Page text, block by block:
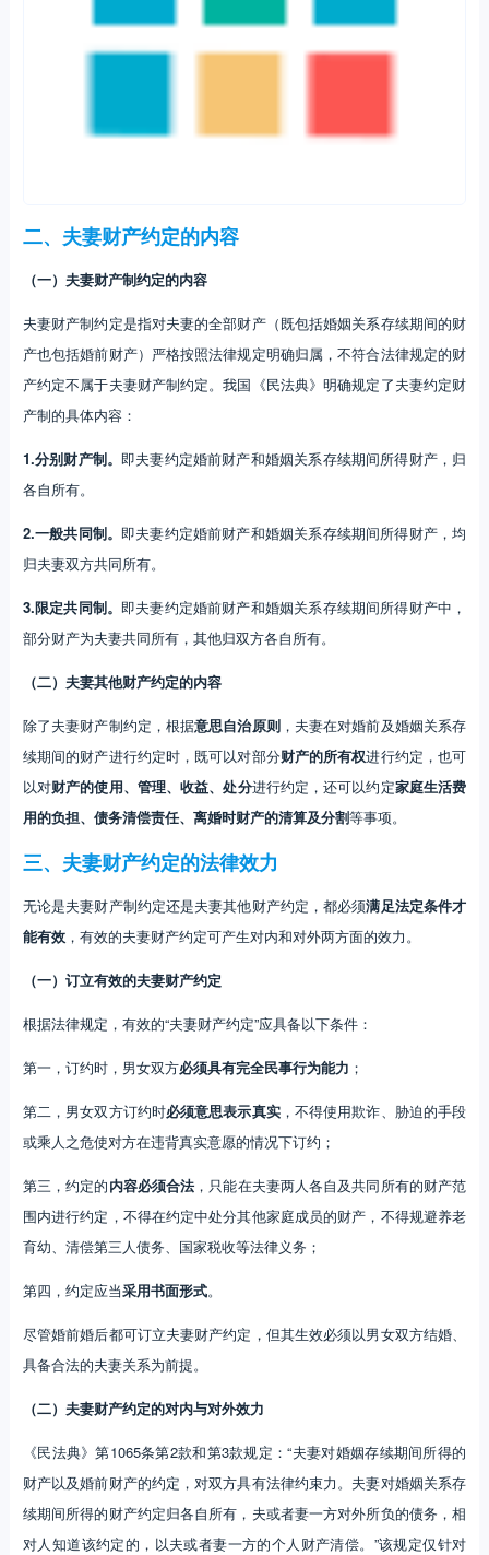
（一）夫妻财产制约定的内容
产约定不属于夫妻财产制约定。我国《民法典》明确规定了夫妻约定财
2.一般共同制。即夫妻约定婚前财产和婚姻关系存续期间所得财产，均
归夫妻双方共同所有。
3.限定共同制。即夫妻约定婚前财产和婚姻关系存续期间所得财产中，
部分财产为夫妻共同所有，其他归双方各自所有。
（二）夫妻其他财产约定的内容
除了夫妻财产制约定，根据
续期间的财产进行约定时，既可以对部分财产的所有权进行约定，也可
以对财产的使用、管理、收益、处分进行约定，还可以约定
三、夫妻财产约定的法律效力
无论是夫妻财产制约定还是夫妻其他财产约定，都必须满足法定条件才
能有效，有效的夫妻财产约定可产生对内和对外两方面的效力。
（一）订立有效的夫妻财产约定
根据法律规定，有效的“夫妻财产约定”应具备以下条件：
第一，订约时，男女双方必须具有完全民事行为能力；
或乘人之危使对方在违背真实意愿的情况下订约；
第三，约定的 内容必须合法，只能在夫妻两人各自及共同所有的财产范
围内进行约定，不得在约定中处分其他家庭成员的财产，不得规避养老
第四，约定应当采用书面形式。
尽管婚前婚后都可订立夫妻财产约定，但其生效必须以男女双方结婚、
具备合法的夫妻关系为前提。
（二）夫妻财产约定的对内与对外效力
《民法典》第1065条第2款和第3款规定：“夫妻对婚姻存续期间所得的
财产以及婚前财产的约定，对双方具有法律约束力。夫妻对婚姻关系存
续期间所得的财产约定归各自所有，夫或者妻一方对外所负的债务，相
产约定事实上也产生对内及对外的法律效力，下面一并进行说明。
无论是夫妻财产制约定还是夫妻其他财产约定对内都对夫妻双方具有法